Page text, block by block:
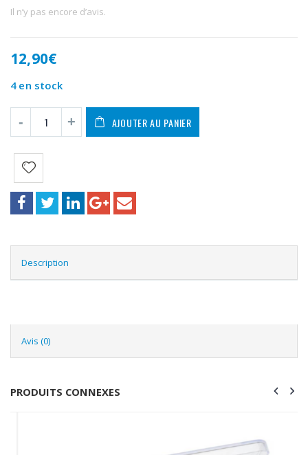
Il n’y pas encore d’avis.
12,90€
4 en stock
AJOUTER AU PANIER
Description
Avis (0)
PRODUITS CONNEXES